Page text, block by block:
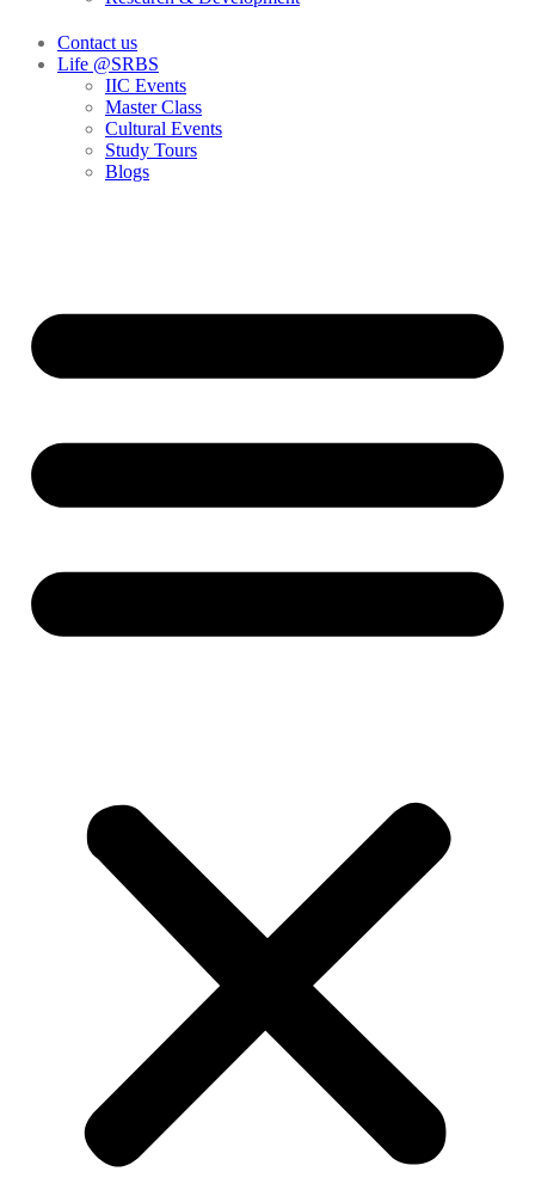
Contact us
Life @SRBS
IIC Events
Master Class
Cultural Events
Study Tours
Blogs